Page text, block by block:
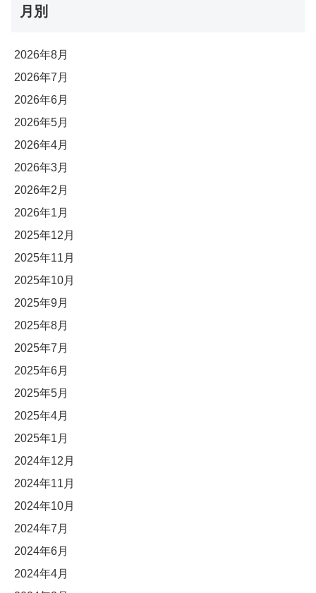
月別
2026年8月
2026年7月
2026年6月
2026年5月
2026年4月
2026年3月
2026年2月
2026年1月
2025年12月
2025年11月
2025年10月
2025年9月
2025年8月
2025年7月
2025年6月
2025年5月
2025年4月
2025年1月
2024年12月
2024年11月
2024年10月
2024年7月
2024年6月
2024年4月